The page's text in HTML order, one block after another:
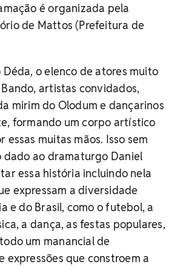
é organizada pela
de Mattos (Prefeitura de
Déda, o elenco de atores muito
artistas convidados,
mirim do Olodum e dançarinos
formando um corpo artístico
muitas mãos. Isso sem
dado ao dramaturgo Daniel
essa história incluindo nela
expressam a diversidade
e do Brasil, como o futebol, a
a dança, as festas populares,
um manancial de
expressões que constroem a